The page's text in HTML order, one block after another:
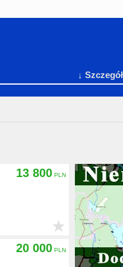
↓
13 800
★
20 000